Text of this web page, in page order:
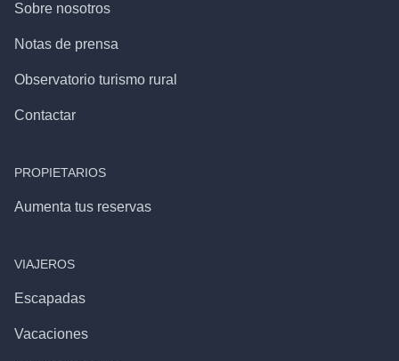
Sobre nosotros
Notas de prensa
Observatorio turismo rural
Contactar
PROPIETARIOS
Aumenta tus reservas
VIAJEROS
Escapadas
Vacaciones